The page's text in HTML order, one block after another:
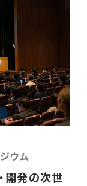
ウム
開発の次世